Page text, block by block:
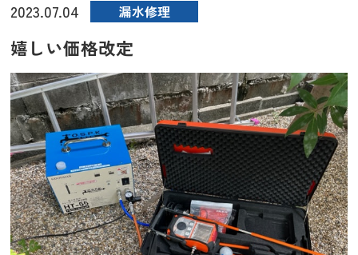
2023.07.04 漏水修理
嬉しい価格改定